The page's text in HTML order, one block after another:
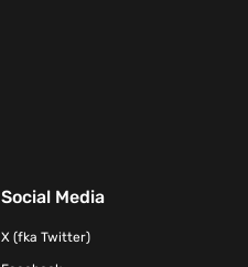
Social Media
X (fka Twitter)